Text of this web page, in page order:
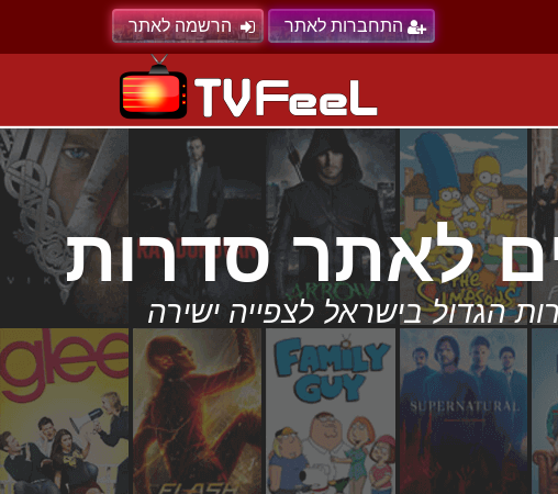
התחברות לאתר הרשמה לאתר